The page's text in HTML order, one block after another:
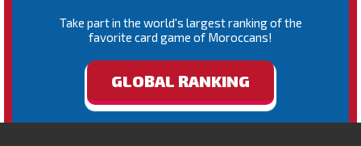
Take part in the world's largest ranking of the
favorite card game of Moroccans!
GLOBAL RANKING